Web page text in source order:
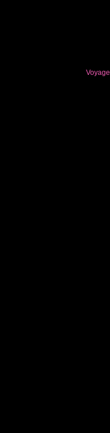
Voyage